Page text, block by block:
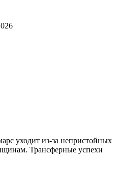
уходит из-за непристойных
Трансферные успехи